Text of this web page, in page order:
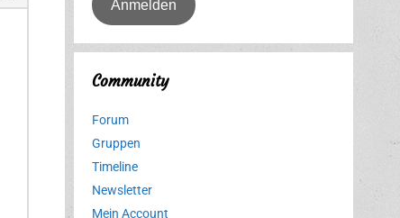
Community
Forum
Gruppen
Timeline
Newsletter
Mein Account